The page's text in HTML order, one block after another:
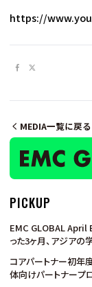
https://
MEDIA一覧に戻る
PICKUP
EMC GLOBAL April
った3ヶ月、アジアの
コアパートナー初年
体向けパートナープ